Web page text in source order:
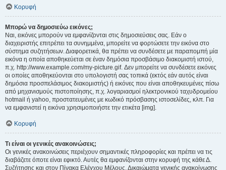
Κορυφή
Μπορώ να δημοσιεύω εικόνες;
Ναι, εικόνες μπορούν να εμφανίζονται στις δημοσιεύσεις σας. Εάν ο
διαχειριστής επιτρέπει τα συνημμένα, μπορείτε να φορτώσετε την εικόνα στο
σύστημα συζητήσεων. Διαφορετικά, θα πρέπει να συνδέσετε με παραπομπή μία
εικόνα η οποία αποθηκεύεται σε έναν δημόσια προσβάσιμο διακομιστή ιστού,
π.χ. http://www.example.com/my-picture.gif. Δεν μπορείτε να συνδέσετε εικόνες
οι οποίες αποθηκεύονται στο υπολογιστή σας τοπικά (εκτός εάν αυτός είναι
δημόσια προσπελάσιμος διακομιστής) ή εικόνες που είναι αποθηκευμένες πίσω
από μηχανισμούς πιστοποίησης, π.χ. λογαριασμοί ηλεκτρονικού ταχυδρομείου
hotmail ή yahoo, προστατευμένες με κωδικό πρόσβασης ιστοσελίδες, κλπ. Για
να εμφανιστεί η εικόνα χρησιμοποιήστε την ετικέτα [img].
Κορυφή
Τι είναι οι γενικές ανακοινώσεις;
Οι γενικές ανακοινώσεις περιέχουν σημαντικές πληροφορίες και πρέπει να τις
διαβάζετε όποτε είναι εφικτό. Αυτές θα εμφανίζονται στην κορυφή της κάθε Δ.
Συζήτησης και στον Πίνακα Ελέγχου Μέλους. Δικαιώματα γενικής ανακοίνωσης